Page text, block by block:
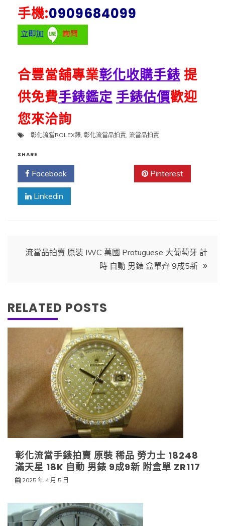
手機:0909684099
合豐當舖專業彰化收購手錶提
供免費手錶鑑定 手錶估價歡迎
您來洽詢
彰化流當ROLEX錶, 彰化流當品拍賣, 流當品拍賣
SHARE
Facebook Pinterest
Linkedin
導
覽
流當品拍賣 原裝 IWC 萬國 Protuguese 大葡萄牙 計
時 自動 男錶 盒單齊 9成5新
RELATED POSTS
彰化流當手錶拍賣 原裝 稀品 勞力士 18248
滿天星 18K 自動 男錶 9成9新 附盒單 ZR117
2025 年 4 月 5 日